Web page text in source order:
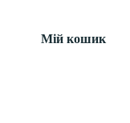
Мій кошик